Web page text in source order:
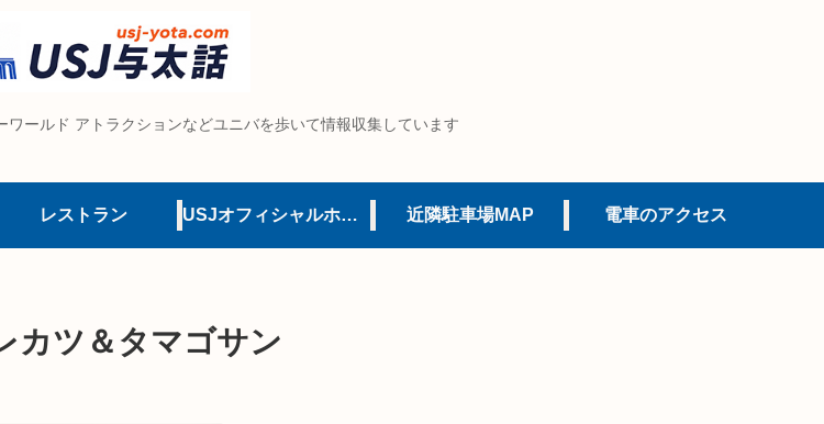
ールド アトラクションなどユニバを歩いて情報収集しています
レストラン USJオフィシャルホテル 近隣駐車場MAP 電車のアクセス
カツ＆タマゴサン